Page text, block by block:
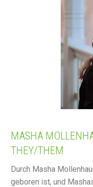
MASHA
THEY/THEM
Durch Masha
geboren ist, und